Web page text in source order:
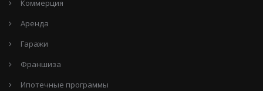
Коммерция
Аренда
Гаражи
Франшиза
Ипотечные программы